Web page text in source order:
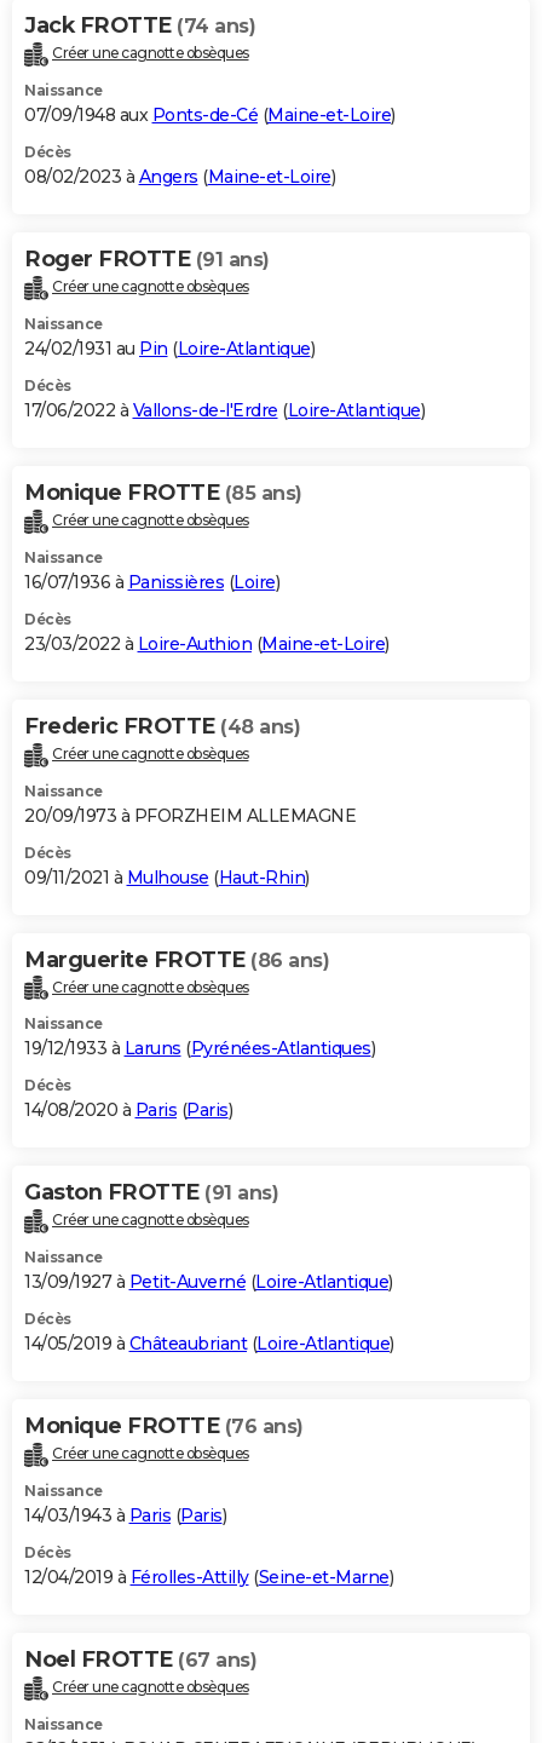
Jack FROTTE (74 ans)
Créer une cagnotte obsèques
Naissance
07/09/1948 aux Ponts-de-Cé (Maine-et-Loire)
Décès
08/02/2023 à Angers (Maine-et-Loire)
Roger FROTTE (91 ans)
Créer une cagnotte obsèques
Naissance
24/02/1931 au Pin (Loire-Atlantique)
Décès
17/06/2022 à Vallons-de-l'Erdre (Loire-Atlantique)
Monique FROTTE (85 ans)
Créer une cagnotte obsèques
Naissance
16/07/1936 à Panissières (Loire)
Décès
23/03/2022 à Loire-Authion (Maine-et-Loire)
Frederic FROTTE (48 ans)
Créer une cagnotte obsèques
Naissance
20/09/1973 à PFORZHEIM ALLEMAGNE
Décès
09/11/2021 à Mulhouse (Haut-Rhin)
Marguerite FROTTE (86 ans)
Créer une cagnotte obsèques
Naissance
19/12/1933 à Laruns (Pyrénées-Atlantiques)
Décès
14/08/2020 à Paris (Paris)
Gaston FROTTE (91 ans)
Créer une cagnotte obsèques
Naissance
13/09/1927 à Petit-Auverné (Loire-Atlantique)
Décès
14/05/2019 à Châteaubriant(Loire-Atlantique)
Monique FROTTE (76 ans)
Créer une cagnotte obsèques
Naissance
14/03/1943 à Paris (Paris)
Décès
12/04/2019 à Férolles-Attilly(Seine-et-Marne)
Noel FROTTE (67 ans)
Créer une cagnotte obsèques
Naissance